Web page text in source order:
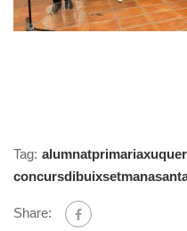
Tag: alumnatprimariaxuquer
Share: